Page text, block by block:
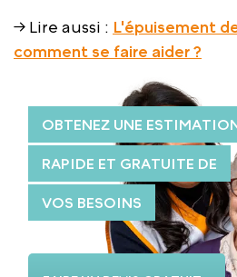
→ Lire aussi : L'épuisement
comment se faire aider ?
OBTENEZ UNE
RAPIDE ET GRATUITE DE
VOS BESOINS